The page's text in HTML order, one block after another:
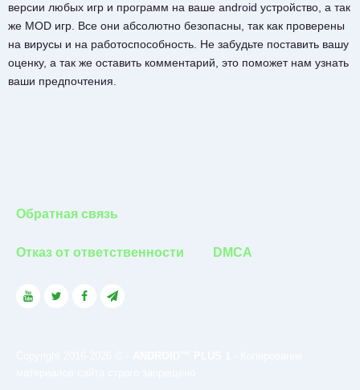
версии любых игр и программ на ваше android устройство, а так
же MOD игр. Все они абсолютно безопасны, так как проверены
на вирусы и на работоспособность. Не забудьте поставить вашу
оценку, а так же оставить комментарий, это поможет нам узнать
ваши предпочтения.
Обратная связь
Отказ от ответственности DMCA